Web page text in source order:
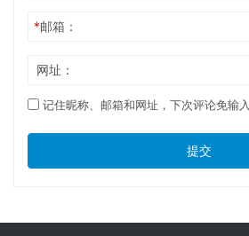
*邮箱：
网址：
记住昵称、邮箱和网址，下次评论免输入
提交